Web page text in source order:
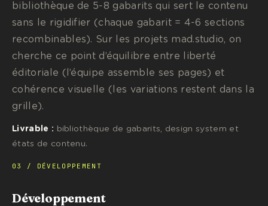
bibliothèque de 5-8 gabarits qui sert le contenu
sans le rigidifier (chaque gabarit = 4-6 sections
recombinables). Sur les projets mad.studio, on
cherche ce point d’équilibre entre liberté
éditoriale (l’équipe assemble ses pages) et
cohérence visuelle (les variations restent dans la
grille).
Livrable : bibliothèque de gabarits, design system et
états de contenu.
03 / DÉVELOPPEMENT
Développement